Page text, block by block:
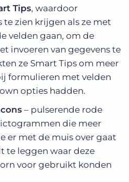
Tips, waardoor
zien krijgen als ze met
velden gaan, om de
invoeren van gegevens te
ze Smart Tips om meer
formulieren met velden
opties hadden.
– pulserende rode
die meer
er met de muis over gaat
te leggen waar deze
voor gebruikt konden